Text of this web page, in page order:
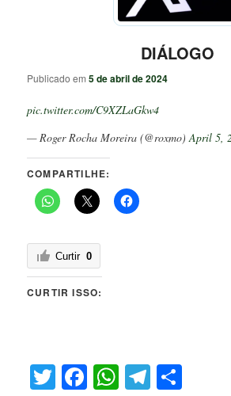
DIÁLOGO
Publicado em5 de abril de 2024
pic.twitter.com/C9XZLaGkw4
— Roger Rocha Moreira (@roxmo)April 5,
COMPARTILHE:
Curtir 0
CURTIR ISSO:
Twitter
Facebook
WhatsApp